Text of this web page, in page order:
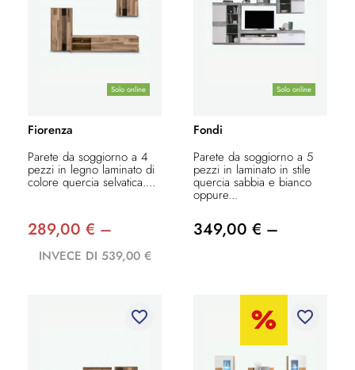
Solo online
Fiorenza
Parete da soggiorno a 4
pezzi in legno laminato di
colore quercia selvatica....
289,00 € –
INVECE DI 539,00 €
Solo online
Fondi
Parete da soggiorno a 5
pezzi in laminato in stile
quercia sabbia e bianco
oppure...
349,00 € –
favorite_border favorite_border